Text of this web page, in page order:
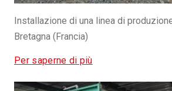
Installazione di una linea di
Bretagna (Francia)
Per saperne di più